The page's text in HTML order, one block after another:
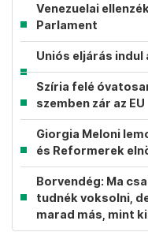
Venezuelai
Parlament
Uniós eljárás indul
Szíria felé
szemben zár az EU
Giorgia Meloni
és Reformerek
Borvendég: Ma
tudnék voksolni,
marad más, mint